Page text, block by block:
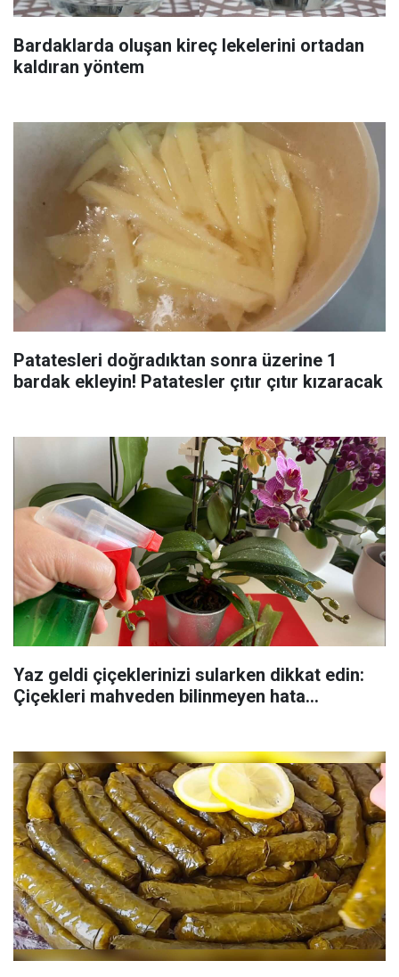
Bardaklarda oluşan kireç lekelerini ortadan
kaldıran yöntem
Patatesleri doğradıktan sonra üzerine 1
bardak ekleyin! Patatesler çıtır çıtır kızaracak
Yaz geldi çiçeklerinizi sularken dikkat edin:
Çiçekleri mahveden bilinmeyen hata...